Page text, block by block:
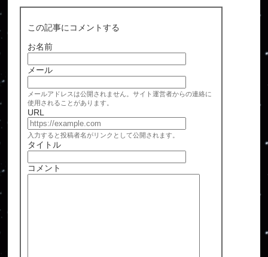
この記事にコメントする
お名前
メール
メールアドレスは公開されません。サイト運営者からの連絡に
使用されることがあります。
URL
入力すると投稿者名がリンクとして公開されます。
タイトル
コメント